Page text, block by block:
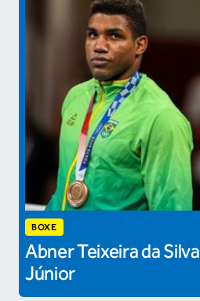
BOXE
Abner Teixeira da Silva
Júnior